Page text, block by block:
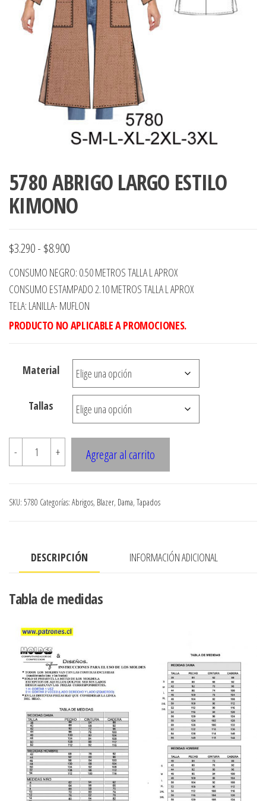
accumark ,
ropa,
Graduaciones,
Chile.
5780 ABRIGO LARGO ESTILO
KIMONO
$3.290- $8.900Rango
de
precios:
desde
$3.290
$8.900
CONSUMO NEGRO: 0.50 METROS TALLA L APROX
CONSUMO ESTAMPADO 2.10 METROS TALLA L APROX
TELA: LANILLA- MUFLON
PRODUCTO NO APLICABLE A PROMOCIONES.
Material
Tallas
-
5780
ABRIGO
ESTILO
KIMONO
+ Agregar al carrito
SKU: 5780 Categorías: Abrigos, Blazer, Dama, Tapados
DESCRIPCIÓN INFORMACIÓN ADICIONAL
Tabla de medidas